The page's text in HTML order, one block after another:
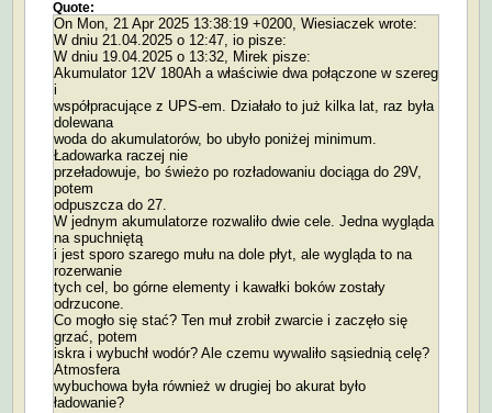
Quote:
On Mon, 21 Apr 2025 13:38:19 +0200, Wiesiaczek wrote:
W dniu 21.04.2025 o 12:47, io pisze:
W dniu 19.04.2025 o 13:32, Mirek pisze:
Akumulator 12V 180Ah a właściwie dwa połączone w szereg
i
współpracujące z UPS-em. Działało to już kilka lat, raz była
dolewana
woda do akumulatorów, bo ubyło poniżej minimum.
Ładowarka raczej nie
przeładowuje, bo świeżo po rozładowaniu dociąga do 29V,
potem
odpuszcza do 27.
W jednym akumulatorze rozwaliło dwie cele. Jedna wygląda
na spuchniętą
i jest sporo szarego mułu na dole płyt, ale wygląda to na
rozerwanie
tych cel, bo górne elementy i kawałki boków zostały
odrzucone.
Co mogło się stać? Ten muł zrobił zwarcie i zaczęło się
grzać, potem
iskra i wybuchł wodór? Ale czemu wywaliło sąsiednią celę?
Atmosfera
wybuchowa była również w drugiej bo akurat było
ładowanie?